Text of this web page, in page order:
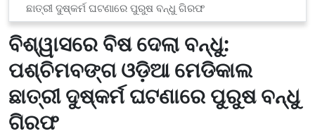
ଛାତ୍ରୀ ଦୁଷ୍କର୍ମ ଘଟଣାରେ ପୁରୁଷ ବନ୍ଧୁ ଗିରଫ
ବିଶ୍ୱାସରେ ବିଷ ଦେଲା ବନ୍ଧୁ:
ପଶ୍ଚିମବଙ୍ଗ ଓଡ଼ିଆ ମେଡିକାଲ
ଛାତ୍ରୀ ଦୁଷ୍କର୍ମ ଘଟଣାରେ ପୁରୁଷ ବନ୍ଧୁ
ଗିରଫ